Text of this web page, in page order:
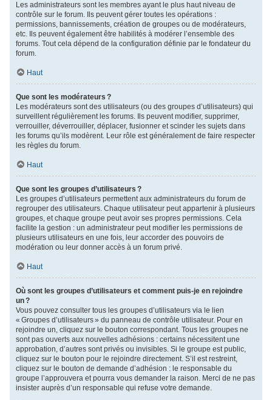
Les administrateurs sont les membres ayant le plus haut niveau de
contrôle sur le forum. Ils peuvent gérer toutes les opérations :
permissions, bannissements, création de groupes ou de modérateurs,
etc. Ils peuvent également être habilités à modérer l’ensemble des
forums. Tout cela dépend de la configuration définie par le fondateur du
forum.
Haut
Que sont les modérateurs ?
Les modérateurs sont des utilisateurs (ou des groupes d’utilisateurs) qui
surveillent régulièrement les forums. Ils peuvent modifier, supprimer,
verrouiller, déverrouiller, déplacer, fusionner et scinder les sujets dans
les forums qu’ils modèrent. Leur rôle est généralement de faire respecter
les règles du forum.
Haut
Que sont les groupes d’utilisateurs ?
Les groupes d’utilisateurs permettent aux administrateurs du forum de
regrouper des utilisateurs. Chaque utilisateur peut appartenir à plusieurs
groupes, et chaque groupe peut avoir ses propres permissions. Cela
facilite la gestion : un administrateur peut modifier les permissions de
plusieurs utilisateurs en une fois, leur accorder des pouvoirs de
modération ou leur donner accès à un forum privé.
Haut
Où sont les groupes d’utilisateurs et comment puis-je en rejoindre
un ?
Vous pouvez consulter tous les groupes d’utilisateurs via le lien
« Groupes d’utilisateurs » du panneau de contrôle utilisateur. Pour en
rejoindre un, cliquez sur le bouton correspondant. Tous les groupes ne
sont pas ouverts aux nouvelles adhésions : certains nécessitent une
approbation, d’autres sont privés ou invisibles. Si le groupe est public,
cliquez sur le bouton pour le rejoindre directement. S’il est restreint,
cliquez sur le bouton de demande d’adhésion : le responsable du
groupe l’approuvera et pourra vous demander la raison. Merci de ne pas
insister auprès d’un responsable qui refuse votre demande.